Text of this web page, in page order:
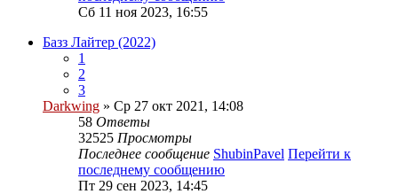
Сб 11 ноя 2023, 16:55
Базз Лайтер (2022)
1
2
3
Darkwing » Ср 27 окт 2021, 14:08
58 Ответы
32525 Просмотры
Последнее сообщение ShubinPavel Перейти к
последнему сообщению
Пт 29 сен 2023, 14:45